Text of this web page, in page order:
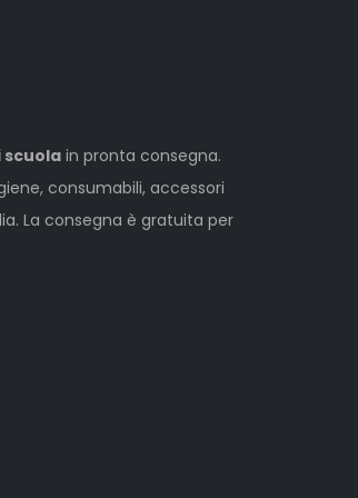
in pronta consegna.
consumabili, accessori
La consegna è gratuita per